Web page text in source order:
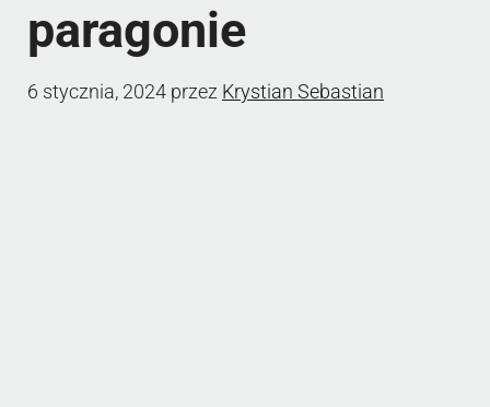
paragonie
6 stycznia, 2024 przez Krystian Sebastian